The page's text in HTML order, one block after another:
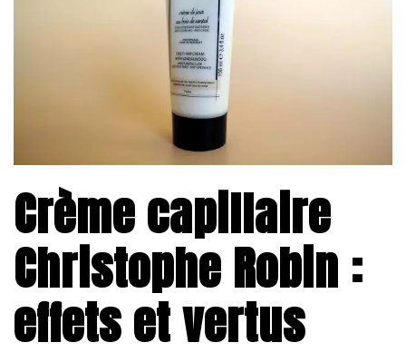
Crème capillaire
Christophe Robin :
effets et vertus